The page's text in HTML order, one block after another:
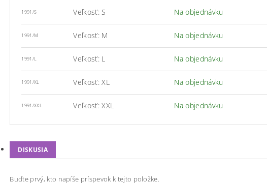
1991/S Veľkosť: S Na objednávku
1991/M Veľkosť: M Na objednávku
1991/L Veľkosť: L Na objednávku
1991/XL Veľkosť: XL Na objednávku
1991/XXL Veľkosť: XXL Na objednávku
DISKUSIA
Buďte prvý, kto napíše príspevok k tejto položke.